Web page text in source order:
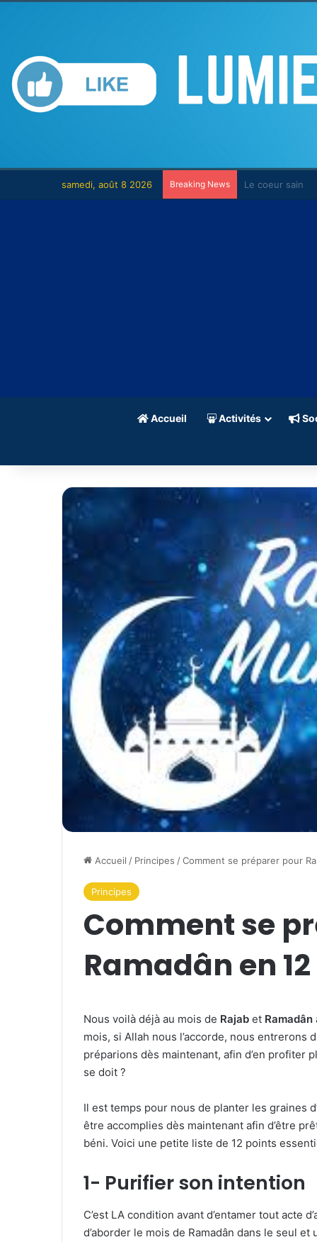
samedi, août 8 2026 Breaking News Le combat
Accueil Activités
Accueil / Principes /Comment se préparer pour
Principes
Comment se
Ramadân en
Nous voilà déjà au mois de Rajab et Ramadân
mois, si Allah nous l’accorde, nous entrerons
préparions dès maintenant, afin d’en profiter
se doit ?
Il est temps pour nous de planter les graines
être accomplies dès maintenant afin d’être
béni. Voici une petite liste de 12 points
1- Purifier son intention
C’est LA condition avant d’entamer tout acte
d’aborder le mois de Ramadân dans le seul